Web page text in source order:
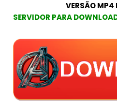
VERSÃO MP4
SERVIDOR PARA